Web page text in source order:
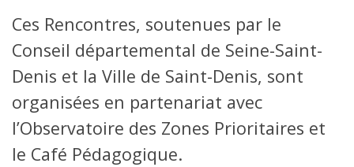
Ces Rencontres, soutenues par le
Conseil départemental de Seine-Saint-
Denis et la Ville de Saint-Denis, sont
organisées en partenariat avec
l’Observatoire des Zones Prioritaires et
le Café Pédagogique.